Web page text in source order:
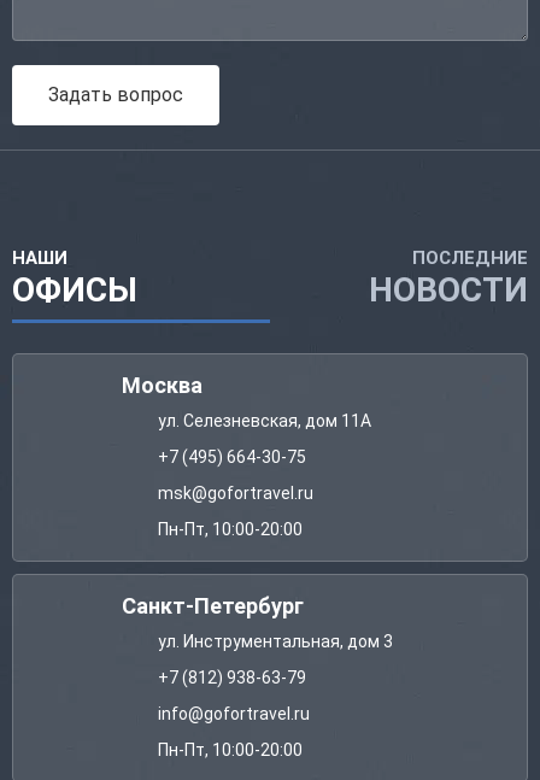
Задать вопрос
НАШИ
ОФИСЫ
ПОСЛЕДНИЕ
НОВОСТИ
Москва
ул. Селезневская, дом 11А
+7 (495) 664-30-75
msk@gofortravel.ru
Пн-Пт, 10:00-20:00
Санкт-Петербург
ул. Инструментальная, дом 3
+7 (812) 938-63-79
info@gofortravel.ru
Пн-Пт, 10:00-20:00